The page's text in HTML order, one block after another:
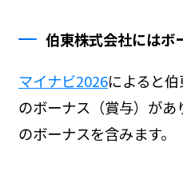
伯東株式会社にはボ
マイナビ2026によると
のボーナス（賞与）が
のボーナスを含みます。